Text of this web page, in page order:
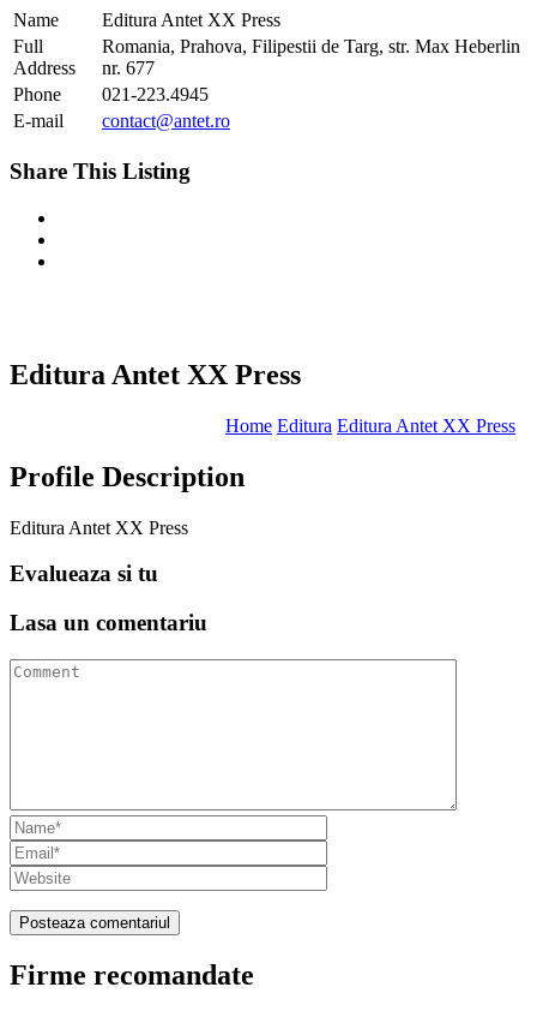
Name
Editura Antet XX Press
Full
Address
Romania, Prahova, Filipestii de Targ, str. Max Heberlin
nr. 677
Phone
021-223.4945
E-mail
contact@antet.ro
Share This Listing
Editura Antet XX Press
Home Editura Editura Antet XX Press
Profile Description
Editura Antet XX Press
Evalueaza si tu
Lasa un comentariu
Firme recomandate